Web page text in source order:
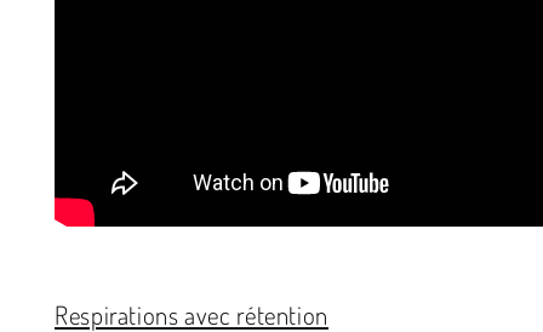
Respirations avec rétention